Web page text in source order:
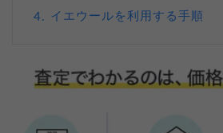
4. イエウールを利用する手順